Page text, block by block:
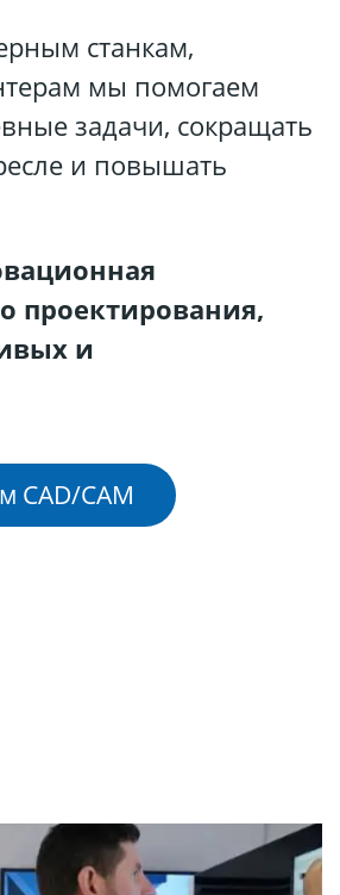
станкам,
мы помогаем
задачи, сокращать
и повышать
проектирования,
и
CAD/CAM